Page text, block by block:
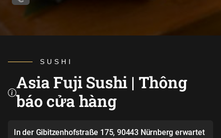
SUSHI
Asia Fuji Sushi | Thông
báo cửa hàng
In der Gibitzenhofstraße 175, 90443 Nürnberg erwartet